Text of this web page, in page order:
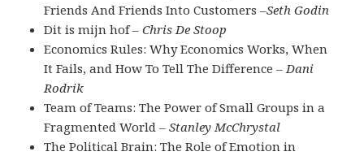
Friends And Friends Into Customers –Seth Godin
Dit is mijn hof –Chris De Stoop
Economics Rules: Why Economics Works, When
It Fails, and How To Tell The Difference –Dani
Rodrik
Team of Teams: The Power of Small Groups in a
Fragmented World –Stanley McChrystal
The Political Brain: The Role of Emotion in